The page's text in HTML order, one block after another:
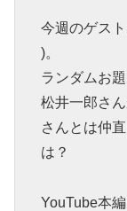
今週のゲス
)。
ランダムお
松井一郎さ
さんとは仲
は？
YouTube本